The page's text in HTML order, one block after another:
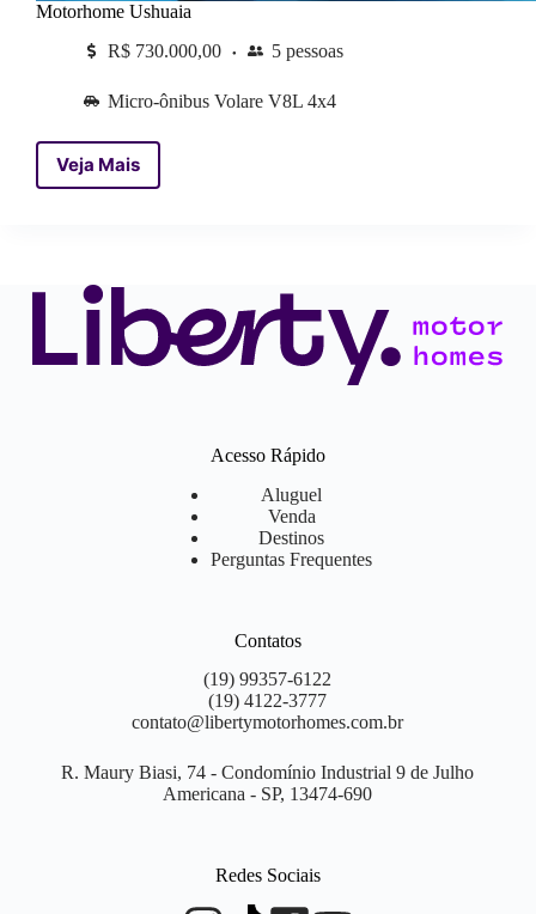
Motorhome Ushuaia
R$ 730.000,00
5 pessoas
Micro-ônibus Volare V8L 4x4
Veja MaisMotorhome
Acesso Rápido
Aluguel
Venda
Destinos
Perguntas Frequentes
Contatos
(19) 99357-6122
(19) 4122-3777
contato@libertymotorhomes.com.br
R. Maury Biasi, 74 - Condomínio Industrial 9 de Julho
Americana - SP, 13474-690
Redes Sociais